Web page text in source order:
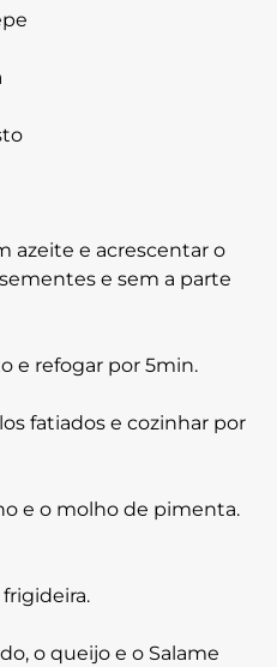
azeite e acrescentar o
e sem a parte
e refogar por 5min.
fatiados e cozinhar por
e o molho de pimenta.
frigideira.
o queijo e o Salame